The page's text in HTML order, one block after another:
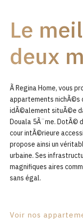
0
Le
deux
Ã Regina Home, vous
appartements nichÃ©s
idÃ©alement situÃ©e
Douala 5Ã¨me. DotÃ©
cour intÃ©rieure
propose ainsi un
urbaine. Ses
magnifiques aires
sans égal.
Voir nos